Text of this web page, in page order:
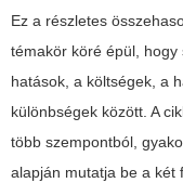
Ez a részletes
témakör köré épül,
hatások, a költségek, a
különbségek között. A
több szempontból,
alapján mutatja be a két